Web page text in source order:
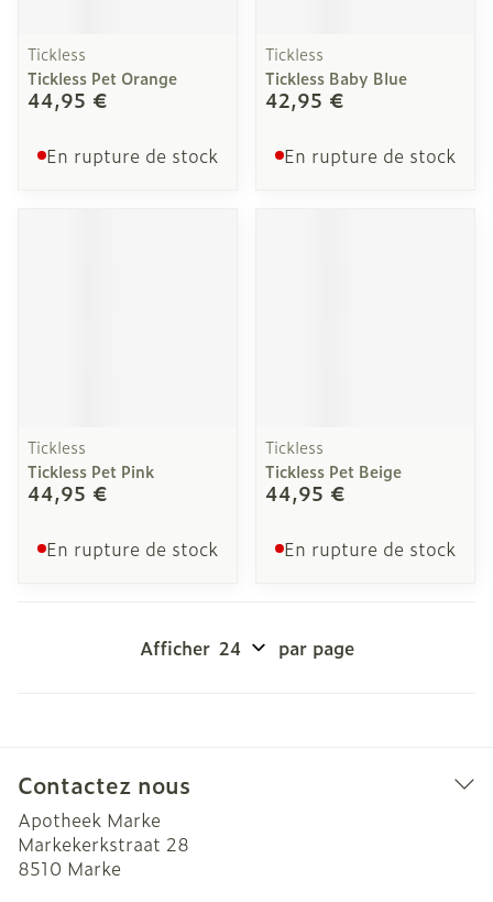
Tickless
Tickless Pet Orange
44,95 €
En rupture de stock
Tickless
Tickless Baby Blue
42,95 €
En rupture de stock
Tickless
Tickless Pet Pink
44,95 €
En rupture de stock
Tickless
Tickless Pet Beige
44,95 €
En rupture de stock
Afficher par page
Contactez nous
Apotheek Marke
Markekerkstraat 28
8510 Marke